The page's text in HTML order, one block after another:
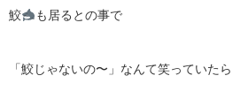
鮫 も居るとの事で
「鮫じゃないの〜」なんて笑っていたら